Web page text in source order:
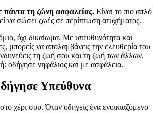
πάντα τη ζώνη ασφαλείας. Είναι το πιο απλό
να σώσει ζωές σε περίπτωση ατυχήματος.
όχι δικαίωμα. Με υπευθυνότητα και
μπορείς να απολαμβάνεις την ελευθερία του
τη ζωή σου και τη ζωή των άλλων.
οδήγησε νηφάλιος και με ασφάλεια.
Υπεύθυνα
χέρι σου. Όταν οδηγείς ένα ενοικιαζόμενο